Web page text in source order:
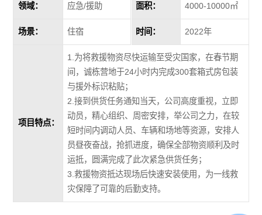
领域： 应急/援助 面积： 4000-10000㎡
场景： 住宿 时间： 2022年
项目特点：
1.为将救援物资尽快运输至受灾国家，在春节期
间，诚栋营地于24小时内完成300套箱式房包装
与援外标识粘贴；
2.接到供货任务通知当天，公司高度重视，立即
动员，精心组织、周密安排，举公司之力，在较
短时间内调动人员、车辆和场地等资源，安排人
员昼夜奋战，抢抓进度，确保全部物资顺利及时
运抵，圆满完成了此次紧急供货任务；
3.救援物资抵达现场后快速安装使用，为一线救
灾保障了可靠的后勤支持。